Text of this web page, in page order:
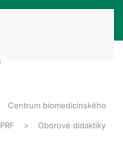
Centrum biomedicínského
PRF Oborové didaktiky